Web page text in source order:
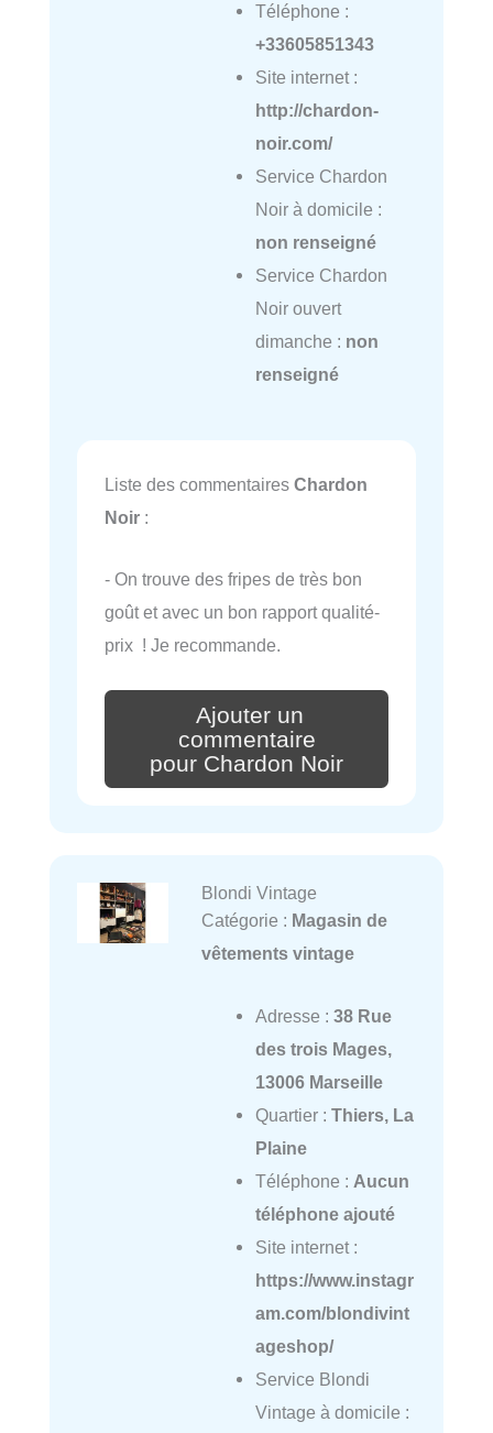
Téléphone :
+33605851343
Site internet :
http://chardon-
noir.com/
Service Chardon
Noir à domicile :
non renseigné
Service Chardon
Noir ouvert
dimanche : non
renseigné
Liste des commentaires Chardon
Noir :
- On trouve des fripes de très bon
goût et avec un bon rapport qualité-
prix ! Je recommande.
Ajouter un
commentaire
pour Chardon Noir
Blondi Vintage
Catégorie : Magasin de
vêtements vintage
Adresse : 38 Rue
des trois Mages,
13006 Marseille
Quartier : Thiers, La
Plaine
Téléphone : Aucun
téléphone ajouté
Site internet :
https://www.instagr
am.com/blondivint
ageshop/
Service Blondi
Vintage à domicile :